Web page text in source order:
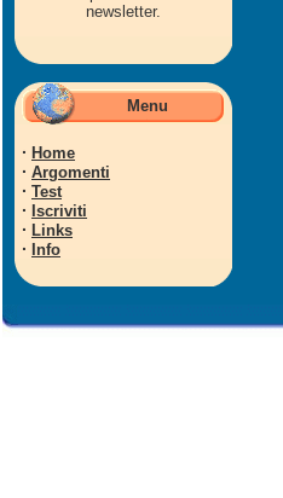
newsletter.
Menu
· Home
· Argomenti
· Test
· Iscriviti
· Links
· Info